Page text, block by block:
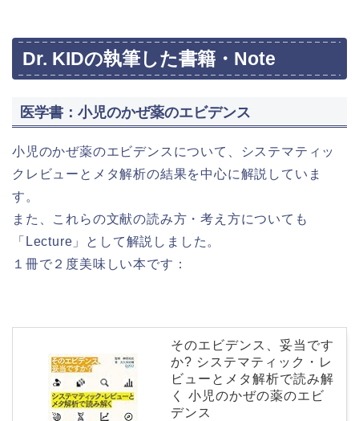
Dr. KIDの執筆した書籍・Note
医学書：小児のかぜ薬のエビデンス
小児のかぜ薬のエビデンスについて、システマティッ
クレビューとメタ解析の結果を中心に解説していま
す。
また、これらの文献の読み方・考え方についても
「Lecture」として解説しました。
１冊で２度美味しい本です：
そのエビデンス、妥当です
か? システマティック・レ
ビューとメタ解析で読み解
く 小児のかぜの薬のエビ
デンス